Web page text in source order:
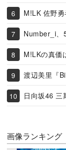
M!LK 佐野
Number_i、
M!LKの真価
渡辺美里『
日向坂46 三
画像ランキング